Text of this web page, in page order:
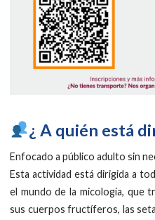
​¿ A quién está
Enfocado a público adulto sin
Esta actividad está dirigida a
el mundo de la micología, que
sus cuerpos fructíferos, las